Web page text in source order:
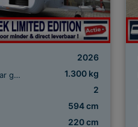
2026
Max. toelaatbaar gewicht 1.300 kg
2
594 cm
220 cm